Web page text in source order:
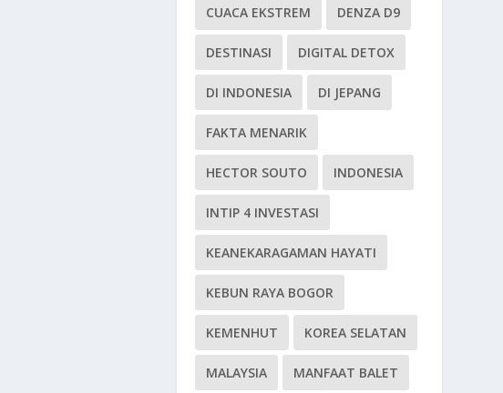
CUACA EKSTREM DENZA D9
DESTINASI DIGITAL DETOX
DI INDONESIA DI JEPANG
FAKTA MENARIK
HECTOR SOUTO INDONESIA
INTIP 4 INVESTASI
KEANEKARAGAMAN HAYATI
KEBUN RAYA BOGOR
KEMENHUT KOREA SELATAN
MALAYSIA MANFAAT BALET